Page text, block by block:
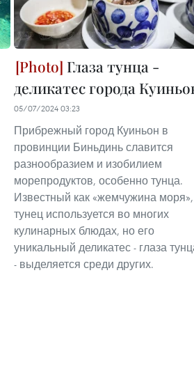
Глаза тунца -
деликатес города
05/07/2024 03:23
Прибрежный город Куиньон в
провинции Биньдинь славится
разнообразием и изобилием
морепродуктов, особенно тунца.
Известный как «жемчужина моря»,
тунец используется во многих
кулинарных блюдах, но его
уникальный деликатес - глаза
- выделяется среди других.